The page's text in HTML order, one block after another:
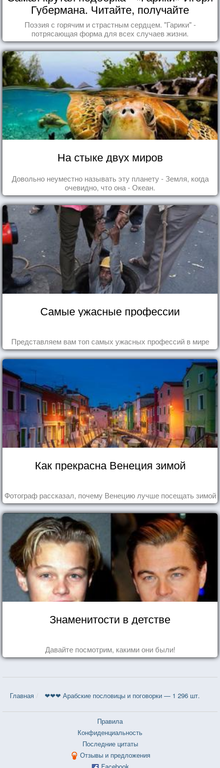
Губермана. Читайте, получайте
удовольствие!
Поэзия с горячим и страстным сердцем. "Гарики" -
потрясающая форма для всех случаев жизни.
На стыке двух миров
Довольно неуместно называть эту планету - Земля, когда
очевидно, что она - Океан.
Самые ужасные профессии
Представляем вам топ самых ужасных профессий в мире
Как прекрасна Венеция зимой
Фотограф рассказал, почему Венецию лучше посещать зимой
Знаменитости в детстве
Давайте посмотрим, какими они были!
Главная ❤❤❤ Арабские пословицы и поговорки — 1 296 шт.
Правила
Конфиденциальность
Последние цитаты
Отзывы и предложения